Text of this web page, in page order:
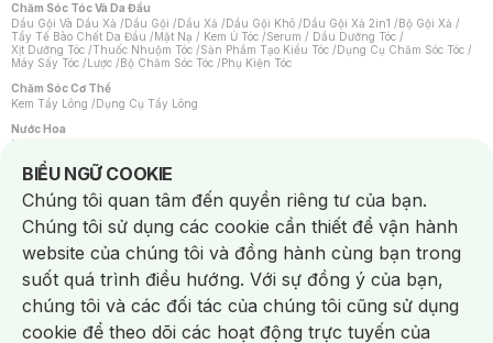
Chăm Sóc Tóc Và Da Đầu
Dầu Gội Và Dầu Xả /Dầu Gội /Dầu Xả /Dầu Gội Khô /Dầu Gội Xả 2in1 /Bộ Gội Xả /
Tẩy Tế Bào Chết Da Đầu /Mặt Nạ / Kem Ủ Tóc /Serum / Dầu Dưỡng Tóc /
Xịt Dưỡng Tóc /Thuốc Nhuộm Tóc /Sản Phẩm Tạo Kiểu Tóc /Dụng Cụ Chăm Sóc Tóc /
Máy Sấy Tóc /Lược /Bộ Chăm Sóc Tóc /Phụ Kiện Tóc
Chăm Sóc Cơ Thể
Kem Tẩy Lông /Dụng Cụ Tẩy Lông
Nước Hoa
Nước Hoa Nữ
Chăm Sóc Cá Nhân
Chống Muỗi /Khẩu Trang /Máy Massage/Mặt Nạ Xông Hơi /Nước Rửa Tay/
Sản Phẩm Chăm Sóc Khác /Bàn Chải Đánh Răng /Bàn Chải Điện/
Hỗ Trợ Trắng Răng/Kem Đánh Răng /Máy Tăm Nước/ Nước Súc Miệng/
Tăm / Chỉ Nha Khoa/ Xịt Thơm Miệng / Dung Dịch Vệ Sinh/Dưỡng Vùng Kín/
Khăn Ướt Vệ Sinh Vùng Kín/Băng Vệ Sinh/Tampon/Bọt Cạo Râu /Dao Cạo Râu/
Máy Cạo Râu
Vấn Đề Về Da
Da Dầu / Lỗ Chân Lông To/ Da Khô / Mất Nước/ Da Lão Hóa/ Da Mụn/
Da Nhạy Cảm / Kích Ứng
Da Xỉn Màu Thâm / Nám / Tàn Nhang
Quầng Thâm & Bọng Mắt /Sẹo /Viêm Da Cơ Địa
BIỂU NGỮ COOKIE
Notice about cookies usage
Chúng tôi quan tâm đến quyền riêng tư của bạn.
Chúng tôi sử dụng các cookie cần thiết để vận hành
website của chúng tôi và đồng hành cùng bạn trong
suốt quá trình điều hướng. Với sự đồng ý của bạn,
chúng tôi và các đối tác của chúng tôi cũng sử dụng
cookie để theo dõi các hoạt động trực tuyến của